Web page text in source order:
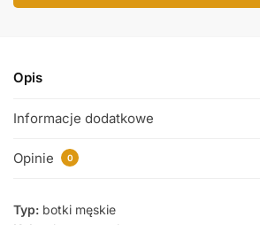
Opis
Informacje dodatkowe
Opinie 0
Typ: botki męskie